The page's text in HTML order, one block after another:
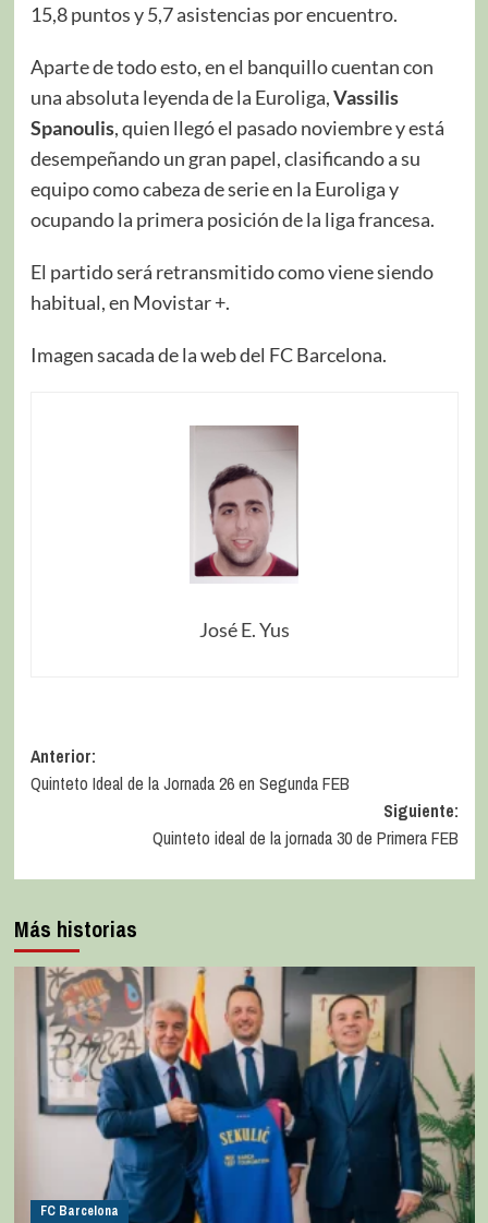
15,8 puntos y 5,7 asistencias por encuentro.
Aparte de todo esto, en el banquillo cuentan con
una absoluta leyenda de la Euroliga,Vassilis
Spanoulis, quien llegó el pasado noviembre y está
desempeñando un gran papel, clasificando a su
equipo como cabeza de serie en la Euroliga y
ocupando la primera posición de la liga francesa.
El partido será retransmitido como viene siendo
habitual, en Movistar +.
Imagen sacada de la web del FC Barcelona.
José E. Yus
Anterior:
Quinteto Ideal de la Jornada 26 en Segunda FEB
Siguiente:
Quinteto ideal de la jornada 30 de Primera FEB
Más historias
FC Barcelona